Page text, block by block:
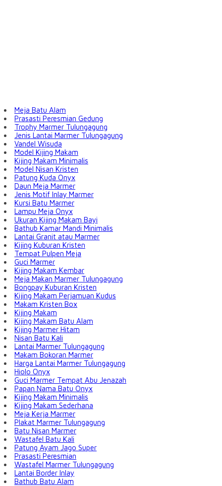
Meja Batu Alam
Prasasti Peresmian Gedung
Trophy Marmer Tulungagung
Jenis Lantai Marmer Tulungagung
Vandel Wisuda
Model Kijing Makam
Kijing Makam Minimalis
Model Nisan Kristen
Patung Kuda Onyx
Daun Meja Marmer
Jenis Motif Inlay Marmer
Kursi Batu Marmer
Lampu Meja Onyx
Ukuran Kijing Makam Bayi
Bathub Kamar Mandi Minimalis
Lantai Granit atau Marmer
Kijing Kuburan Kristen
Tempat Pulpen Meja
Guci Marmer
Kijing Makam Kembar
Meja Makan Marmer Tulungagung
Bongpay Kuburan Kristen
Kijing Makam Perjamuan Kudus
Makam Kristen Box
Kijing Makam
Kijing Makam Batu Alam
Kijing Marmer Hitam
Nisan Batu Kali
Lantai Marmer Tulungagung
Makam Bokoran Marmer
Harga Lantai Marmer Tulungagung
Hiolo Onyx
Guci Marmer Tempat Abu Jenazah
Papan Nama Batu Onyx
Kijing Makam Minimalis
Kijing Makam Sederhana
Meja Kerja Marmer
Plakat Marmer Tulungagung
Batu Nisan Marmer
Wastafel Batu Kali
Patung Ayam Jago Super
Prasasti Peresmian
Wastafel Marmer Tulungagung
Lantai Border Inlay
Bathub Batu Alam